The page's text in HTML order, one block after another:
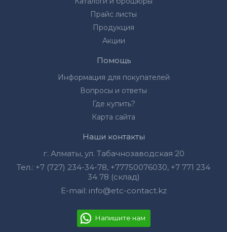
Прайс листы
Продукция
Акции
Помощь
Информация для покупателей
Вопросы и ответы
Где купить?
Карта сайта
Наши контакты
г. Алматы, ул. Табачнозаводская 20
Тел.: +7 (727) 234-34-78, +77750076030‬, +7 771 234
34 78 (склад)
E-mail: info@etc-contact.kz